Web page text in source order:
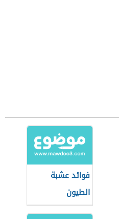
فوائد عشبة
الطيون